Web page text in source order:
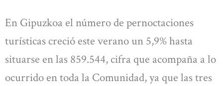
En Gipuzkoa el número de pernoctaciones
turísticas creció este verano un 5,9% hasta
situarse en las 859.544, cifra que acompaña a lo
ocurrido en toda la Comunidad, ya que las tres